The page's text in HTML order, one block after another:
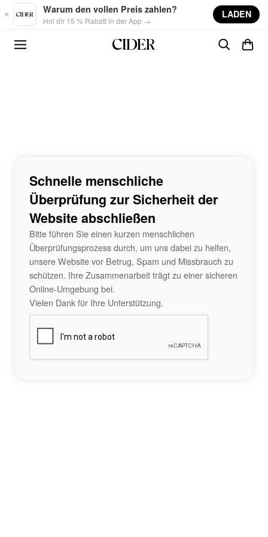
Skip to main content
Warum den vollen Preis zahlen?
Hol dir 15 % Rabatt in der App →
LADEN
Schnelle menschliche
Überprüfung zur Sicherheit der
Website abschließen
Bitte führen Sie einen kurzen menschlichen
Überprüfungsprozess durch, um uns dabei zu helfen,
unsere Website vor Betrug, Spam und Missbrauch zu
schützen. Ihre Zusammenarbeit trägt zu einer sicheren
Online-Umgebung bei.
Vielen Dank für Ihre Unterstützung.